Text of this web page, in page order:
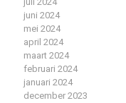
juni 2024
mei 2024
april 2024
maart 2024
februari 2024
januari 2024
december 2023